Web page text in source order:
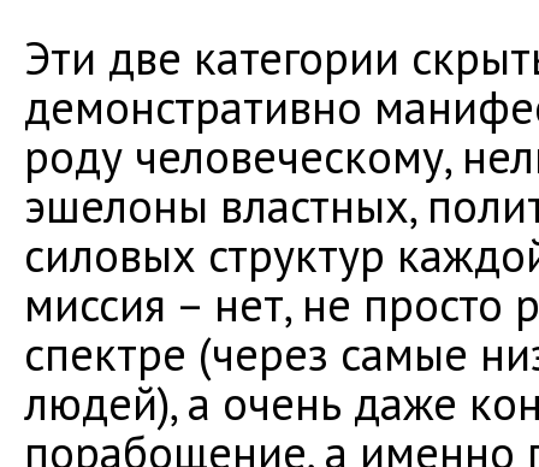
Эти две категории
демонстративно
роду человеческому,
эшелоны властных,
силовых структур
миссия – нет, не просто
спектре (через самые
людей), а очень даже
порабощение, а именно